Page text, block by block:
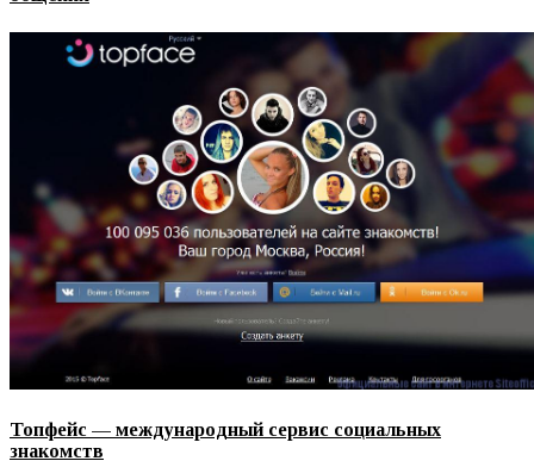
Топфейс — международный сервис социальных
знакомств